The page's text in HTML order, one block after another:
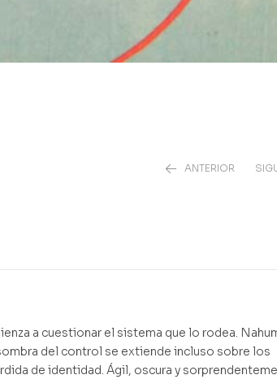
ANTERIOR
a cuestionar el sistema que lo rodea.
del control se extiende incluso sobre los
de identidad. Ágil, oscura y